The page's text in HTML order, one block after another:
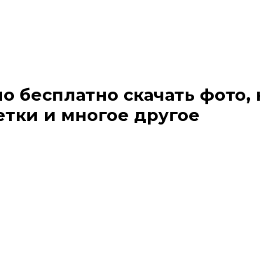
бесплатно скачать
и многое другое